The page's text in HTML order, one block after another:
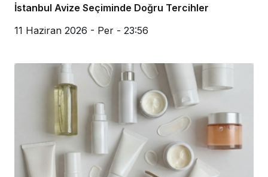
İstanbul Avize Seçiminde Doğru Tercihler
11 Haziran 2026 - Per - 23:56